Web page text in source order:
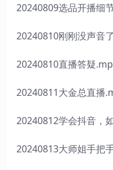
20240809选品开播细
20240810刚刚没声音
20240810直播答疑
20240811大金总直播
20240812学会抖音，
20240813大师姐手把